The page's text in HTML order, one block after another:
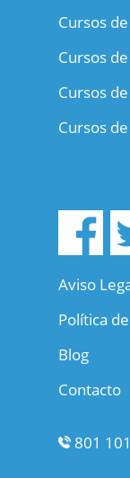
Cursos
Cursos de
Cursos
Cursos
Aviso
Política
Blog
Contacto
801